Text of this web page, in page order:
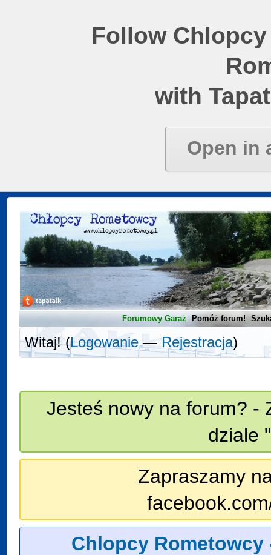
Follow
with
Open in
Forumowy Garaż Pomóż forum!
Witaj! (Logowanie—Rejestracja)
Jesteś nowy na forum? -
dziale
Zapraszamy
Chlopcy Rometowcy